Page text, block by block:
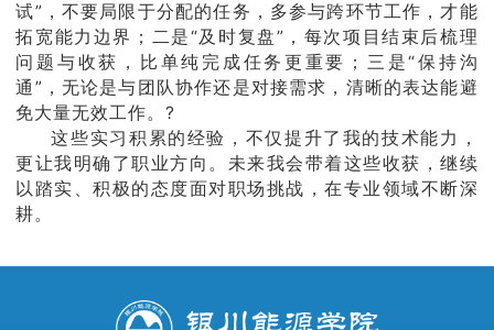
试”，不要局限于分配的任务，多参与跨环节工作，才能
拓宽能力边界；二是“及时复盘”，每次项目结束后梳理
问题与收获，比单纯完成任务更重要；三是“保持沟
通”，无论是与团队协作还是对接需求，清晰的表达能避
免大量无效工作。?
这些实习积累的经验，不仅提升了我的技术能力，
更让我明确了职业方向。未来我会带着这些收获，继续
以踏实、积极的态度面对职场挑战，在专业领域不断深
耕。